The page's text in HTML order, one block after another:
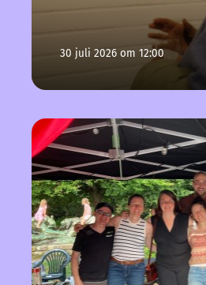
30 juli 2026 om 12:00